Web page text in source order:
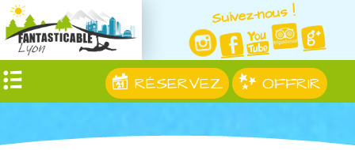
Suivez-nous !
RÉSERVEZ OFFRIR